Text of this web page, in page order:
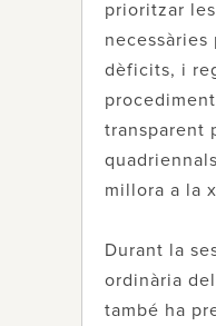
prioritzar
necessàries
dèficits, i
transparent
millora a la
Durant la
ordinària
també ha